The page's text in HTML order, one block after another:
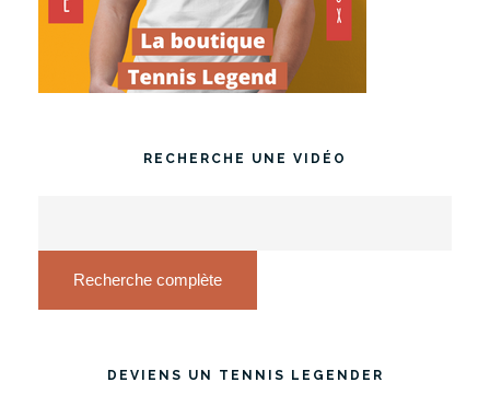
RECHERCHE UNE VIDÉO
Recherche complète
DEVIENS UN TENNIS LEGENDER